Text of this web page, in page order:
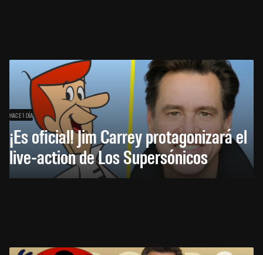
HACE 1 DÍA
¡Es oficial! Jim Carrey protagonizará el
live-action de Los Supersónicos